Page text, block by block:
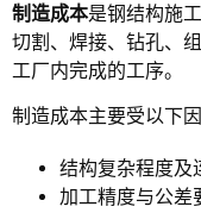
制造成本是钢结构施
切割、焊接、钻孔、
工厂内完成的工序。
制造成本主要受以下因
结构复杂程度及
加工精度与公差